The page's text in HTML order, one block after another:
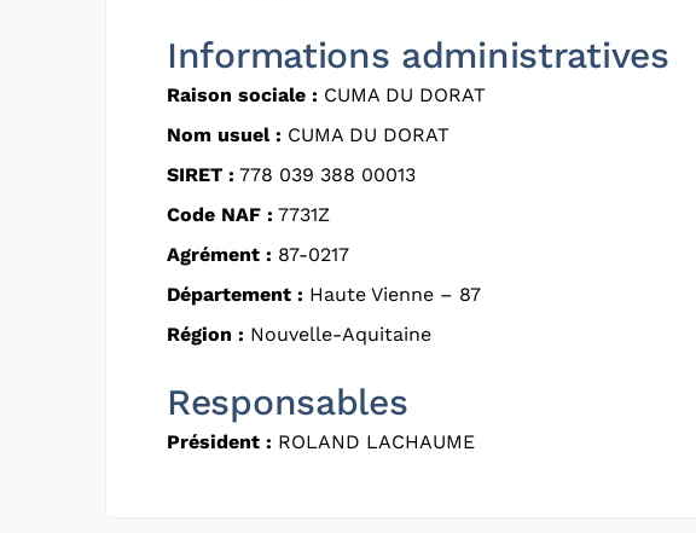
Informations administratives
Raison sociale : CUMA DU DORAT
Nom usuel : CUMA DU DORAT
SIRET : 778 039 388 00013
Code NAF : 7731Z
Agrément : 87-0217
Département : Haute Vienne – 87
Région : Nouvelle-Aquitaine
Responsables
Président : ROLAND LACHAUME